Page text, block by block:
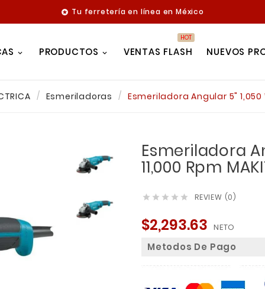
 Tu ferretería en línea en México
PRODUCTOS VENTAS FLASH
HOT
NUEVOS
Esmeriladoras Esmeriladora Angular 5" 1,050
Esmeriladora
11,000 Rpm
     REVIEW (0)
$2,293.63 NETO
Metodos De Pago